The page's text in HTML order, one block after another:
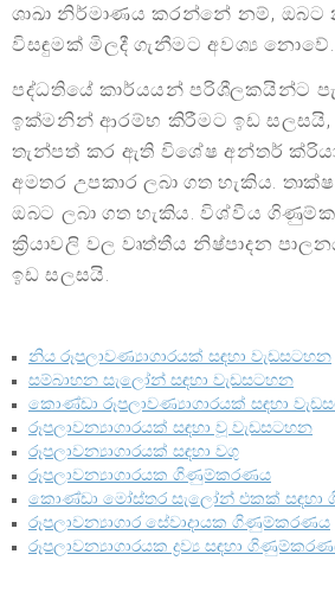
ශාඛා නිර්මාණය කරන්නේ නම්, ඔබට
විසඳුමක් මිලදී ගැනීමට අවශ්‍ය නොවේ.
පද්ධතියේ කාර්යයන් පරිශීලකයින්ට
ඉක්මනින් ආරම්භ කිරීමට ඉඩ සලසයි,
තැන්පත් කර ඇති විශේෂ අන්තර්
අමතර උපකාර ලබා ගත හැකිය.
ඔබට ලබා ගත හැකිය. විශ්වීය
ක්‍රියාවලි වල වෘත්තීය නිෂ්පාදන
ඉඩ සලසයි.
නිය රූපලාවණ්‍යාගාරයක් සඳහා වැඩසටහන
සම්බාහන සැලෝන් සඳහා වැඩසටහන
කොණ්ඩා රූපලාවණ්‍යාගාරයක් සඳහා
රූපලාවන්‍යාගාරයක් සඳහා වූ වැඩසටහන
රූපලාවන්‍යාගාරයක් සඳහා වගු
රූපලාවන්‍යාගාරයක ගිණුම්කරණය
කොණ්ඩා මෝස්තර සැලෝන් එකක්
රූපලාවන්‍යාගාර සේවාදායක ගිණුම්කරණය
රූපලාවන්‍යාගාරයක ද්‍රව්‍ය සඳහා